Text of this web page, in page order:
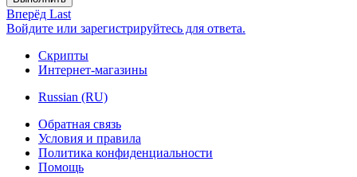
Вперёд Last
Войдите или зарегистрируйтесь для ответа.
Скрипты
Интернет-магазины
Russian (RU)
Обратная связь
Условия и правила
Политика конфиденциальности
Помощь